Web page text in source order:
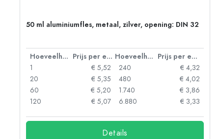
50 ml aluminiumfles, metaal, zilver, opening: DIN 32
Hoeveelheid Prijs per eenheid Hoeveelheid
Prijs per eenheid
1
€ 5,52
20
€ 5,35
60
€ 5,20
120
€ 5,07
240
€ 4,32
480
€ 4,02
1.740
€ 3,86
6.880
€ 3,33
Details